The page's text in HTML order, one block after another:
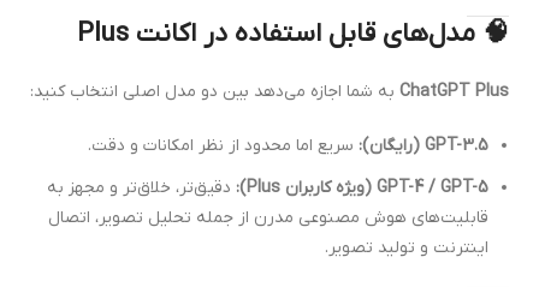
🧠 مدل‌های قابل استفاده در اکانت Plus
ChatGPT Plus به شما اجازه می‌دهد بین دو مدل اصلی انتخاب کنید:
GPT-3.5 (رایگان):
سریع اما محدود از نظر امکانات و دقت.
GPT-4 / GPT-5 (ویژه کاربران Plus):
دقیق‌تر، خلاق‌تر و مجهز به
قابلیت‌های هوش مصنوعی مدرن از جمله تحلیل تصویر، اتصال
اینترنت و تولید تصویر.